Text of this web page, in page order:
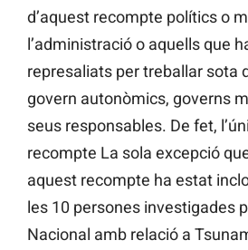
d’aquest recompte polítics o
l’administració o aquells que
represaliats per treballar sota
govern autonòmics, governs
seus responsables. De fet,
recompte La sola excepció
aquest recompte ha estat
les 10 persones investigades
Nacional amb relació a